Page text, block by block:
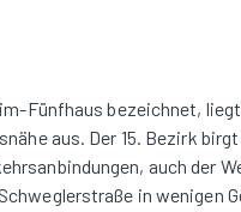
Fünfhaus bezeichnet,
aus. Der 15. Bezirk
auch der
in wenigen